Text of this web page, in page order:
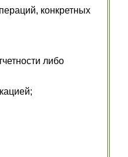
конкретных
либо